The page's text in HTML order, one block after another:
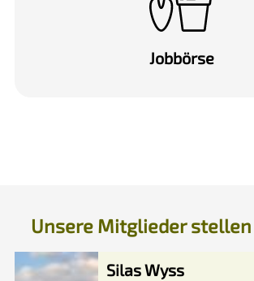
Job­börse
Unsere Mitglieder stellen
Silas Wyss